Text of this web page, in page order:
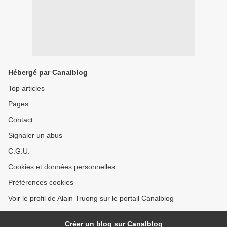
Hébergé par Canalblog
Top articles
Pages
Contact
Signaler un abus
C.G.U.
Cookies et données personnelles
Préférences cookies
Voir le profil de Alain Truong sur le portail Canalblog
Créer un blog sur Canalblog